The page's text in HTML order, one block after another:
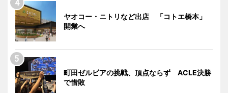
ヤオコー・ニトリなど出店 「コトエ橋本」
開業へ
町田ゼルビアの挑戦、頂点ならず ACLE決勝
で惜敗